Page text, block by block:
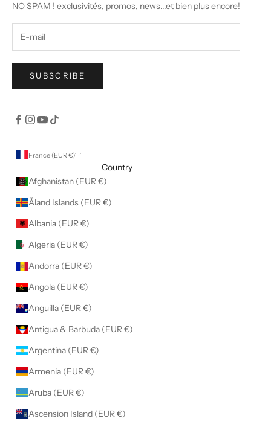
NO SPAM ! exclusivités, promos, news...et bien plus encore!
SUBSCRIBE
France (EUR €)
Country
Afghanistan (EUR €)
Åland Islands (EUR €)
Albania (EUR €)
Algeria (EUR €)
Andorra (EUR €)
Angola (EUR €)
Anguilla (EUR €)
Antigua & Barbuda (EUR €)
Argentina (EUR €)
Armenia (EUR €)
Aruba (EUR €)
Ascension Island (EUR €)